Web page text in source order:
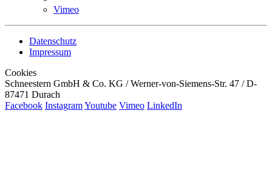
Vimeo
Datenschutz
Impressum
Cookies
Schneestern GmbH & Co. KG / Werner-von-Siemens-Str. 47 / D-
87471 Durach
Facebook InstagramYoutube Vimeo LinkedIn